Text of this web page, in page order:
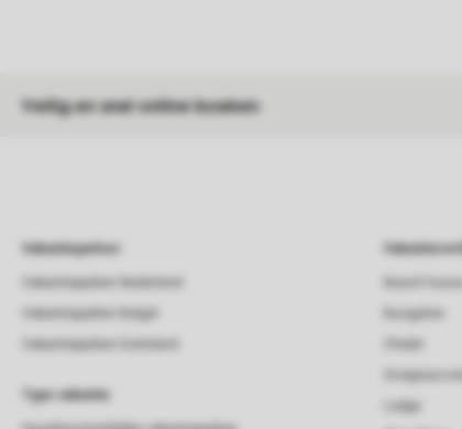
Veilig en snel online boeken
Vakantieparken
Type vakantie